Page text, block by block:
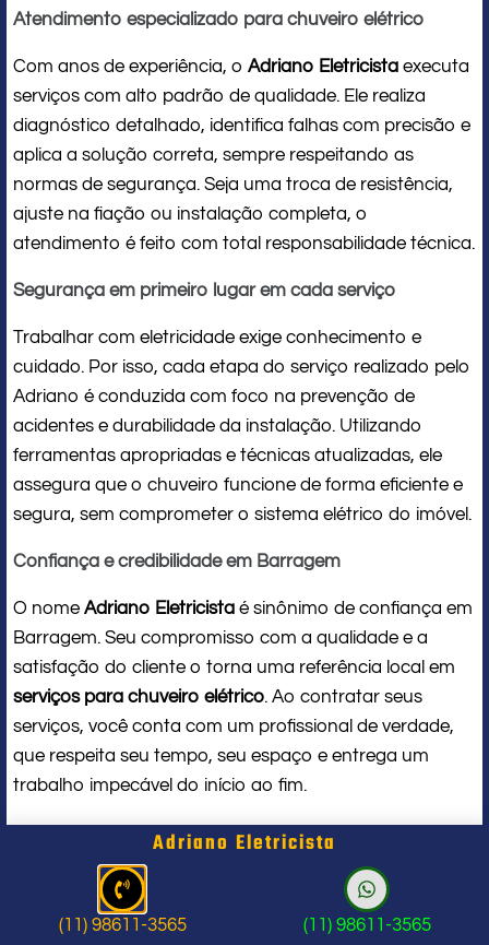
Atendimento especializado para chuveiro elétrico
Com anos de experiência, o Adriano Eletricista executa
serviços com alto padrão de qualidade. Ele realiza
diagnóstico detalhado, identifica falhas com precisão e
aplica a solução correta, sempre respeitando as
normas de segurança. Seja uma troca de resistência,
ajuste na fiação ou instalação completa, o
atendimento é feito com total responsabilidade técnica.
Segurança em primeiro lugar em cada serviço
Trabalhar com eletricidade exige conhecimento e
cuidado. Por isso, cada etapa do serviço realizado pelo
Adriano é conduzida com foco na prevenção de
acidentes e durabilidade da instalação. Utilizando
ferramentas apropriadas e técnicas atualizadas, ele
assegura que o chuveiro funcione de forma eficiente e
segura, sem comprometer o sistema elétrico do imóvel.
Confiança e credibilidade em Barragem
O nome Adriano Eletricista é sinônimo de confiança em
Barragem. Seu compromisso com a qualidade e a
satisfação do cliente o torna uma referência local em
serviços para chuveiro elétrico. Ao contratar seus
serviços, você conta com um profissional de verdade,
que respeita seu tempo, seu espaço e entrega um
trabalho impecável do início ao fim.
Problema com chuveiro: sinais que
indicam a hora de chamar um
profissional
Adriano Eletricista
(11) 98611-3565 (11) 98611-3565